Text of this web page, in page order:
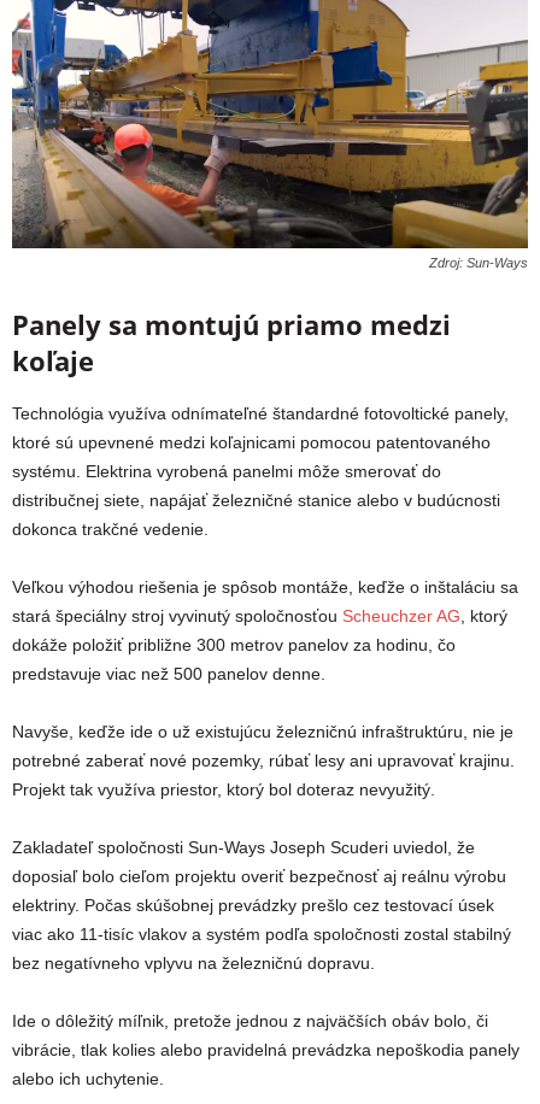
Zdroj: Sun-Ways
Panely sa montujú priamo medzi
koľaje
Technológia využíva odnímateľné štandardné fotovoltické panely,
ktoré sú upevnené medzi koľajnicami pomocou patentovaného
systému. Elektrina vyrobená panelmi môže smerovať do
distribučnej siete, napájať železničné stanice alebo v budúcnosti
dokonca trakčné vedenie.
Veľkou výhodou riešenia je spôsob montáže, keďže o inštaláciu sa
stará špeciálny stroj vyvinutý spoločnosťou Scheuchzer AG, ktorý
dokáže položiť približne 300 metrov panelov za hodinu, čo
predstavuje viac než 500 panelov denne.
Navyše, keďže ide o už existujúcu železničnú infraštruktúru, nie je
potrebné zaberať nové pozemky, rúbať lesy ani upravovať krajinu.
Projekt tak využíva priestor, ktorý bol doteraz nevyužitý.
Zakladateľ spoločnosti Sun-Ways Joseph Scuderi uviedol, že
doposiaľ bolo cieľom projektu overiť bezpečnosť aj reálnu výrobu
elektriny. Počas skúšobnej prevádzky prešlo cez testovací úsek
viac ako 11-tisíc vlakov a systém podľa spoločnosti zostal stabilný
bez negatívneho vplyvu na železničnú dopravu.
Ide o dôležitý míľnik, pretože jednou z najväčších obáv bolo, či
vibrácie, tlak kolies alebo pravidelná prevádzka nepoškodia panely
alebo ich uchytenie.